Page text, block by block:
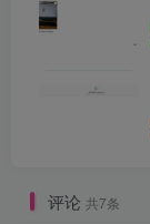
评论 共7条